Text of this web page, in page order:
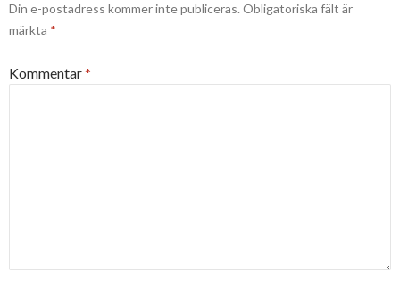
Din e-postadress kommer inte publiceras. Obligatoriska fält är
märkta *
Kommentar*